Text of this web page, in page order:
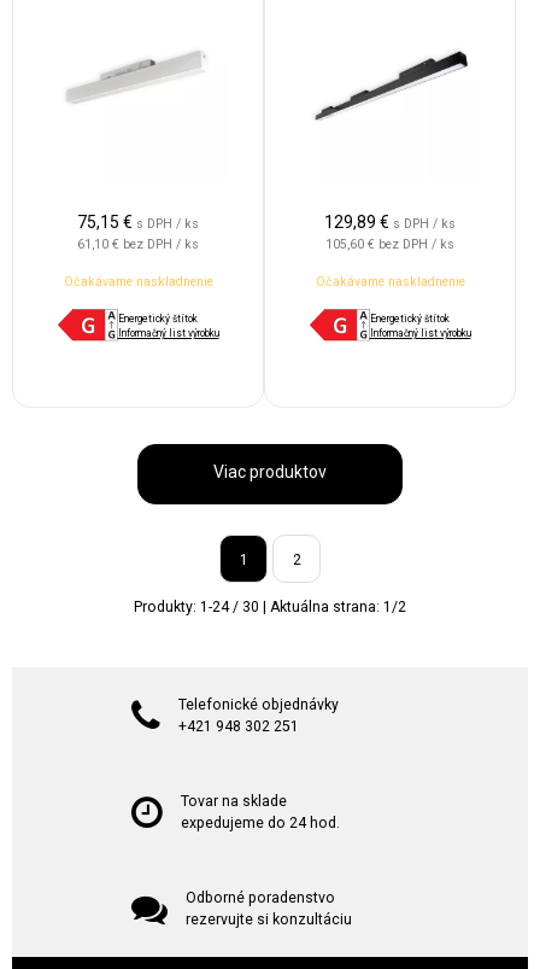
75,15 € s DPH / ks
61,10 € bez DPH / ks
Očakávame naskladnenie
Energetický štítok
Informačný list výrobku
129,89 € s DPH / ks
105,60 € bez DPH / ks
Očakávame naskladnenie
Energetický štítok
Informačný list výrobku
Viac produktov
1 2
Produkty: 1 -24/ 30 | Aktuálna strana: 1 /2
Telefonické objednávky
+421 948 302 251
Tovar na sklade
expedujeme do 24 hod.
Odborné poradenstvo
rezervujte si konzultáciu